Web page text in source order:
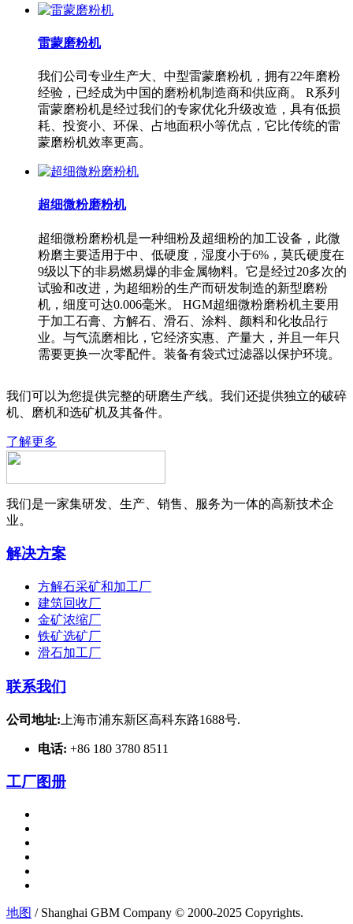
雷蒙磨粉机
我们公司专业生产大、中型雷蒙磨粉机，拥有22年磨粉
经验，已经成为中国的磨粉机制造商和供应商。 R系列
雷蒙磨粉机是经过我们的专家优化升级改造，具有低损
耗、投资小、环保、占地面积小等优点，它比传统的雷
蒙磨粉机效率更高。
超细微粉磨粉机
超细微粉磨粉机是一种细粉及超细粉的加工设备，此微
粉磨主要适用于中、低硬度，湿度小于6%，莫氏硬度在
9级以下的非易燃易爆的非金属物料。它是经过20多次的
试验和改进，为超细粉的生产而研发制造的新型磨粉
机，细度可达0.006毫米。 HGM超细微粉磨粉机主要用
于加工石膏、方解石、滑石、涂料、颜料和化妆品行
业。与气流磨相比，它经济实惠、产量大，并且一年只
需要更换一次零配件。装备有袋式过滤器以保护环境。
我们可以为您提供完整的研磨生产线。我们还提供独立的破碎
机、磨机和选矿机及其备件。
了解更多
我们是一家集研发、生产、销售、服务为一体的高新技术企
业。
解决方案
方解石采矿和加工厂
建筑回收厂
金矿浓缩厂
铁矿选矿厂
滑石加工厂
联系我们
公司地址: 上海市浦东新区高科东路1688号.
电话: +86 180 3780 8511
工厂图册
地图 / Shanghai GBM Company © 2000-2025 Copyrights.